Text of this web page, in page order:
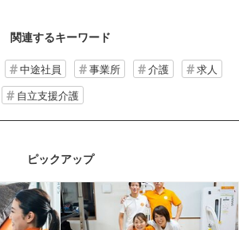
関連するキーワード
中途社員 事業所 介護
求人
自立支援介護
ピックアップ
記事を読む